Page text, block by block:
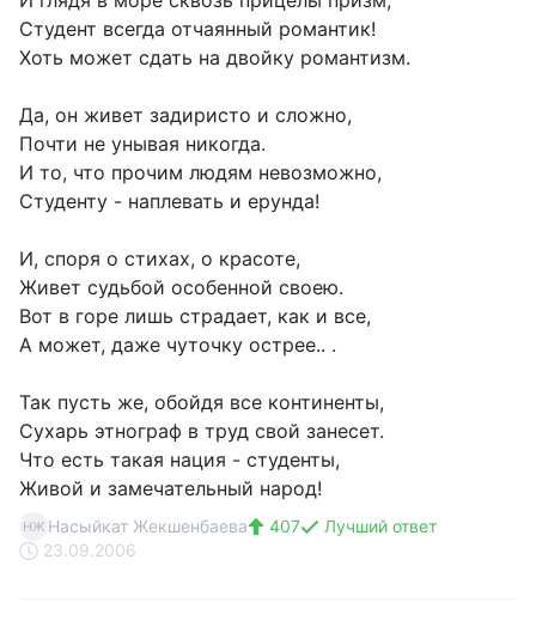
Студент всегда отчаянный романтик!
Хоть может сдать на двойку романтизм.
Да, он живет задиристо и сложно,
Почти не унывая никогда.
И то, что прочим людям невозможно,
Студенту - наплевать и ерунда!
И, споря о стихах, о красоте,
Живет судьбой особенной своею.
Вот в горе лишь страдает, как и все,
А может, даже чуточку острее.. .
Так пусть же, обойдя все континенты,
Сухарь этнограф в труд свой занесет.
Что есть такая нация - студенты,
Живой и замечательный народ!
НЖ Насыйкат Жекшенбаева 407
Лучший ответ
23.09.2006